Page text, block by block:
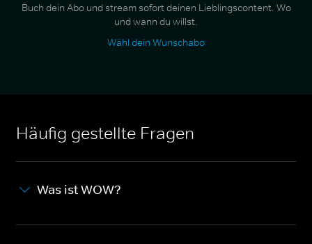
Buch dein Abo und stream sofort deinen Lieblingscontent. Wo
und wann du willst.
Wähl dein Wunschabo
Häufig gestellte Fragen
Was ist WOW?